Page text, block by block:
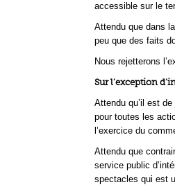
accessible sur le
Attendu que dans
peu que des faits
Nous rejetterons
Sur l’exception
Attendu qu’il est
pour toutes les
l’exercice du
Attendu que
service public
spectacles qui est